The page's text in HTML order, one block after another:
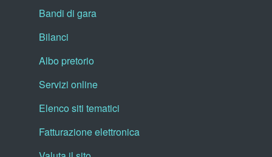
Bandi di gara
Bilanci
Albo pretorio
Servizi online
Elenco siti tematici
Fatturazione elettronica